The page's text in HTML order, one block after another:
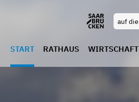
START RATHAUS WIRTSCHAFT